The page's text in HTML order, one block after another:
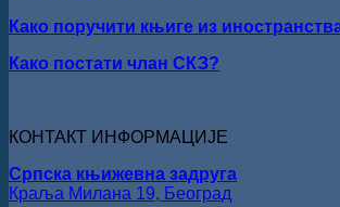
Како поручити књиге из
Како постати члан СКЗ?
КОНТАКТ ИНФОРМАЦИЈЕ
Српска књижевна задруга
Краља Милана 19, Београд